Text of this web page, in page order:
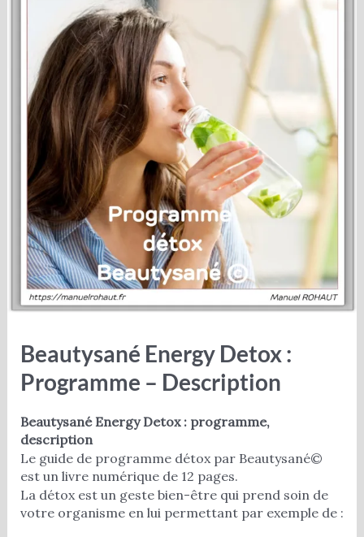
Beautysané Energy Detox :
Programme – Description
Beautysané Energy Detox : programme,
description
Le guide de programme détox par Beautysané©
est un livre numérique de 12 pages.
La détox est un geste bien-être qui prend soin de
votre organisme en lui permettant par exemple de :